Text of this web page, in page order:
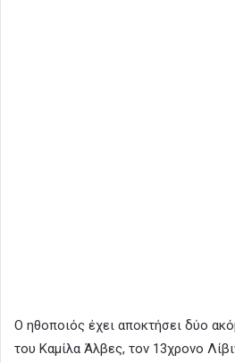
Ο ηθοποιός έχει αποκτήσει δύο
του Καμίλα Άλβες, τον 13χρονο